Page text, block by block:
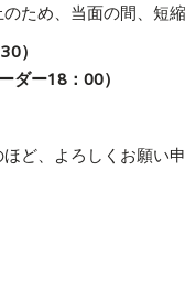
ため、当面の間、短
）
ー18：00）
ど、よろしくお願い申